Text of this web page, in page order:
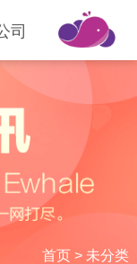
司
首页> 未分类